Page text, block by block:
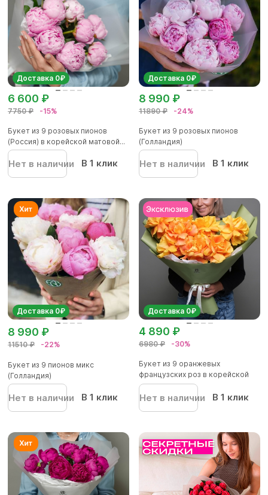
Доставка 0₽
7750 ₽ -15%
6 600 ₽
Букет из 9 розовых пионов
(Россия) в корейской матовой...
Нет в наличии В 1 клик
Доставка 0₽
11890 ₽ -24%
8 990 ₽
Букет из 9 розовых пионов
(Голландия)
Нет в наличии В 1 клик
Доставка 0₽
11510 ₽ -22%
8 990 ₽
Букет из 9 пионов микс
(Голландия)
Нет в наличии В 1 клик
Доставка 0₽
6980 ₽ -30%
4 890 ₽
Букет из 9 оранжевых
французских роз в корейской
упаков...
Нет в наличии В 1 клик